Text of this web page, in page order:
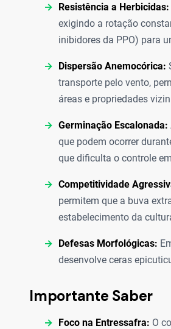
Resistência a Herbicidas:
exigindo a rotação
inibidores da PPO) para
Dispersão Anemocórica:
transporte pelo vento,
áreas e propriedades
Germinação Escalonada:
que podem ocorrer
que dificulta o controle
Competitividade
permitem que a buva
estabelecimento da
Defesas Morfológicas:
desenvolve ceras
Importante Saber
Foco na Entressafra: O